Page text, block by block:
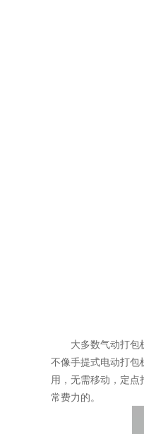
大多数气动打
不像手提式电动打
用，无需移动，定
常费力的。